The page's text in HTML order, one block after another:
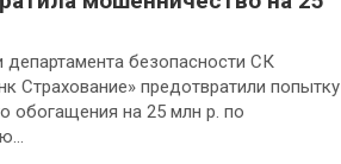
департамента безопасности СК
Страхование» предотвратили попытку
обогащения на 25 млн р. по